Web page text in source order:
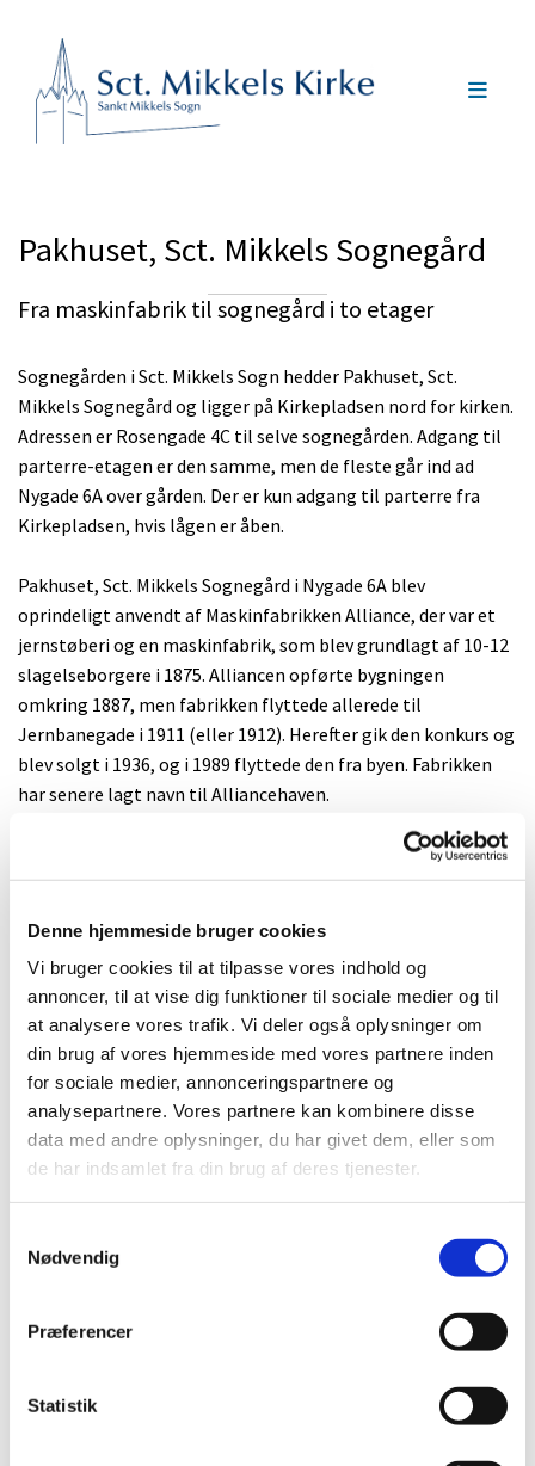
Denne hjemmeside bruger cookies
Vi bruger cookies til at tilpasse vores indhold og
annoncer, til at vise dig funktioner til sociale medier og til
at analysere vores trafik. Vi deler også oplysninger om
din brug af vores hjemmeside med vores partnere inden
for sociale medier, annonceringspartnere og
analysepartnere. Vores partnere kan kombinere disse
data med andre oplysninger, du har givet dem, eller som
de har indsamlet fra din brug af deres tjenester.
Nødvendig
Præferencer
Statistik
Pakhuset, Sct. Mikkels Sognegård
Fra maskinfabrik til sognegård i to etager
Sognegården i Sct. Mikkels Sogn hedder Pakhuset, Sct.
Mikkels Sognegård og ligger på Kirkepladsen nord for kirken.
Adressen er Rosengade 4C til selve sognegården. Adgang til
parterre-etagen er den samme, men de fleste går ind ad
Nygade 6A over gården. Der er kun adgang til parterre fra
Kirkepladsen, hvis lågen er åben.
Pakhuset, Sct. Mikkels Sognegård i Nygade 6A blev
oprindeligt anvendt af Maskinfabrikken Alliance, der var et
jernstøberi og en maskinfabrik, som blev grundlagt af 10-12
slagelseborgere i 1875. Alliancen opførte bygningen
omkring 1887, men fabrikken flyttede allerede til
Jernbanegade i 1911 (eller 1912). Herefter gik den konkurs og
blev solgt i 1936, og i 1989 flyttede den fra byen. Fabrikken
har senere lagt navn til Alliancehaven.
Sct. Mikkels Sogn købte bygningen i 1988, men den øverste
etage blev først sat i stand og taget i brug som sognegård
i stand. Tidligere blev Kirkeladen brugt som sognegård. I
øvrigt blev præstegårdene også brugt til visse
sogneaktiviteter før i tiden, men i dag anvendes de kun som
embedsboliger, præstekontorer og konfirmandstuer. Dog er
der et enkelt præstekontor i Kirkeladen.
Når man kommer fra Kirkepladsen til Pakhuset, Sct. Mikkels
Sognegård virker det, som man går ind i stueetagen, men det
er, fordi Kirkepladsen ligger på Mikkelsbjerget. Når man
kommer ad Nygade 6A over gården oplever man, at parterre i